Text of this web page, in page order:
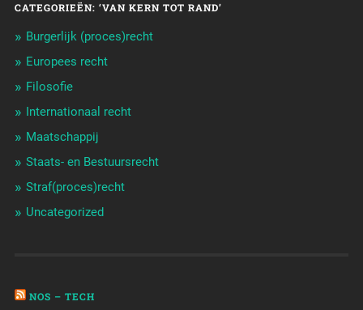
CATEGORIEËN: ‘VAN KERN TOT RAND’
Burgerlijk (proces)recht
Europees recht
Filosofie
Internationaal recht
Maatschappij
Staats- en Bestuursrecht
Straf(proces)recht
Uncategorized
NOS – TECH